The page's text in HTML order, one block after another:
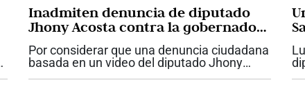
Inadmiten denuncia de diputado
Jhony Acosta contra la gobernadora
Dilian Francisca Toro
Por considerar que una denuncia ciudadana
basada en un video del diputado Jhony
Acosta “no tenía fundamento”, la Fiscalía